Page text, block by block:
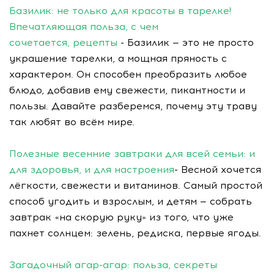
Базилик: не только для красоты в тарелке!
Впечатляющая польза, с чем
сочетается, рецепты - Базилик — это не просто
украшение тарелки, а мощная пряность с
характером. Он способен преобразить любое
блюдо, добавив ему свежести, пикантности и
пользы. Давайте разберемся, почему эту траву
так любят во всём мире.
Полезные весенние завтраки для всей семьи: и
для здоровья, и для настроения- Весной хочется
лёгкости, свежести и витаминов. Самый простой
способ угодить и взрослым, и детям — собрать
завтрак «на скорую руку» из того, что уже
пахнет солнцем: зелень, редиска, первые ягоды.
Загадочный агар-агар: польза, секреты